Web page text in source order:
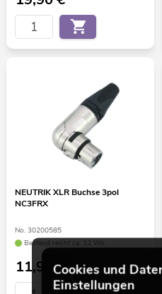
NEUTRIK XLR Buchse 3pol
NC3FRX
No. 30200585
Bestand reicht ca. 12 Wo.
11,95€
Cookies und
Einstellungen